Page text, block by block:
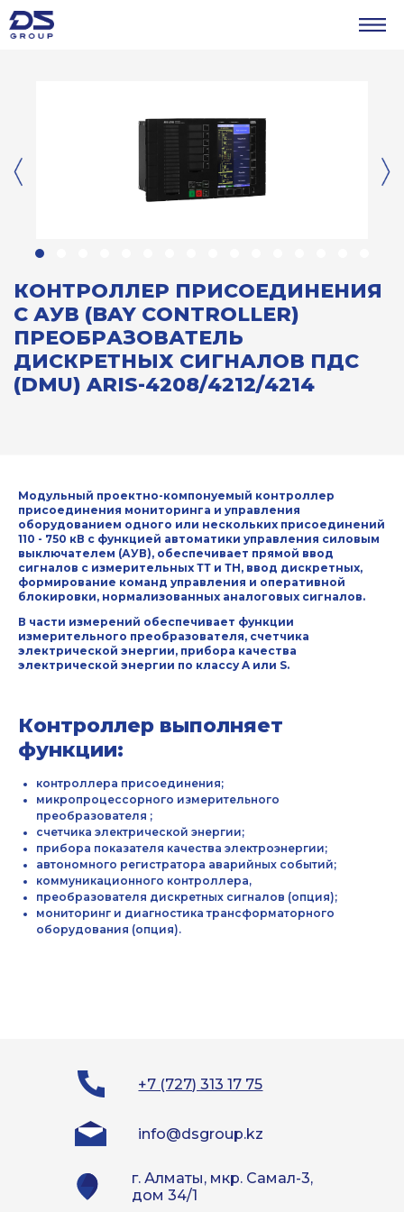
ОБРАТНАЯ СВЯЗЬ
Защита от автоматических
Введите слово на картинке
Отправить
КОНТРОЛЛЕР ПРИСОЕДИНЕНИЯ
С АУВ (BAY CONTROLLER)
ПРЕОБРАЗОВАТЕЛЬ
ДИСКРЕТНЫХ СИГНАЛОВ ПДС
(DMU) ARIS-4208/4212/4214
Модульный проектно-компонуемый контроллер
присоединения мониторинга и управления
оборудованием одного или нескольких присоединений
110 - 750 кВ с функцией автоматики управления силовым
выключателем (АУВ), обеспечивает прямой ввод
сигналов с измерительных ТТ и ТН, ввод дискретных,
формирование команд управления и оперативной
блокировки, нормализованных аналоговых сигналов.
В части измерений обеспечивает функции
измерительного преобразователя, счетчика
электрической энергии, прибора качества
электрической энергии по классу A или S.
Контроллер выполняет
функции:
контроллера присоединения;
микропроцессорного измерительного
преобразователя ;
счетчика электрической энергии;
прибора показателя качества электроэнергии;
автономного регистратора аварийных событий;
коммуникационного контроллера,
преобразователя дискретных сигналов (опция);
мониторинг и диагностика трансформаторного
оборудования (опция).
+7 (727) 313 17 75
info@dsgroup.kz
г. Алматы, мкр. Самал-3,
дом 34/1